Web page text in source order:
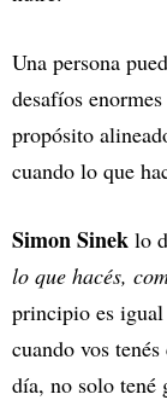
Una persona
desafíos
propósito
cuando lo que
Simon Sinek lo
lo que hacés,
principio es
cuando vos
día, no solo tené